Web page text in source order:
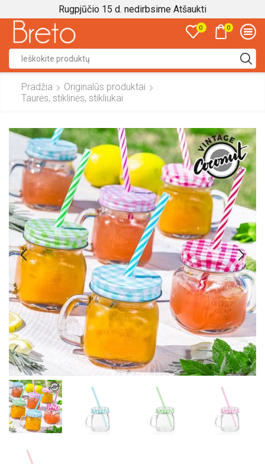
Rugpjūčio 15 d. nedirbsime Atšaukti
0 0
input
Pradžia
Originalūs produktai
Taurės, stiklinės, stikliukai